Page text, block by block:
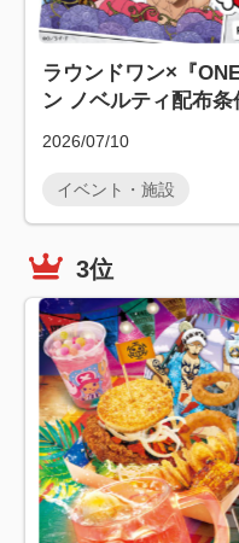
ラウンドワン×『
ン ノベルティ配布
2026/07/10
イベント・施設
3位